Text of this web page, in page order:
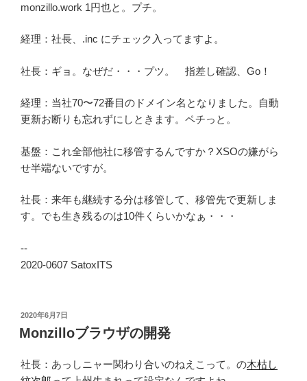
monzillo.work 1円也と。プチ。
経理：社長、.inc にチェック入ってますよ。
社長：ギョ。なぜだ・・・プツ。 指差し確認、Go！
経理：当社70〜72番目のドメイン名となりました。自動
更新お断りも忘れずにしときます。ペチっと。
基盤：これ全部他社に移管するんですか？XSOの嫌がら
せ半端ないですが。
社長：来年も継続する分は移管して、移管先で更新しま
す。でも生き残るのは10件くらいかなぁ・・・
--
2020-0607 SatoxITS
投
稿
日:
2020年6月7日
Monzilloブラウザの開発
社長：あっしニャー関わり合いのねえこって。の木枯し